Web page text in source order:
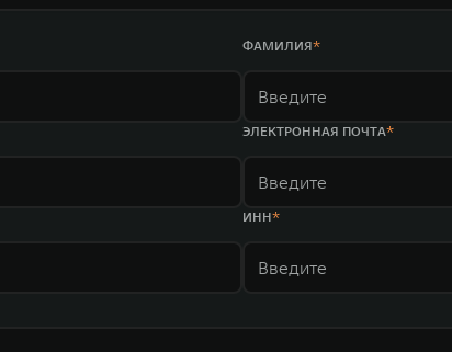
ФАМИЛИЯ
ЭЛЕКТРОННАЯ ПОЧТА
ИНН